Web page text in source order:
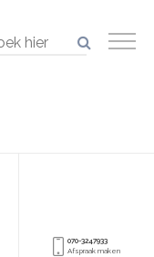
070-3247933
Afspraak maken